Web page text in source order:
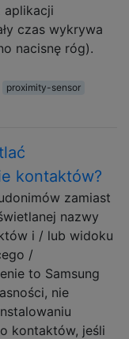
aplikacji
czas wykrywa
nacisnę róg).
proximity-sensor
kontaktów?
zamiast
nazwy
i / lub widoku
/
to Samsung
nie
kontaktów, jeśli